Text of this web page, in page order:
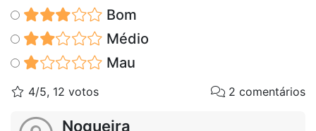
Bom
Médio
Mau
4/5, 12 votos 2 comentários
Nogueira